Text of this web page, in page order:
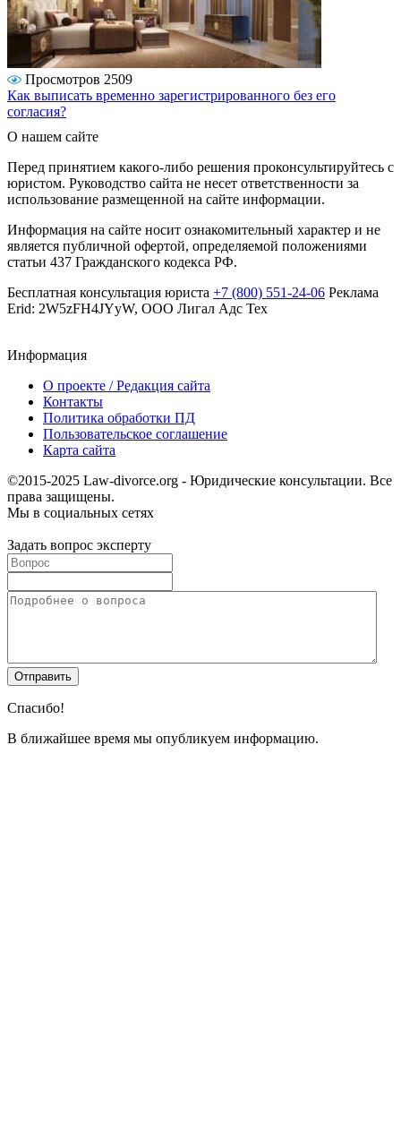
Просмотров 2509
Как выписать временно зарегистрированного без его
согласия?
О нашем сайте
Перед принятием какого-либо решения проконсультируйтесь с
юристом. Руководство сайта не несет ответственности за
использование размещенной на сайте информации.
Информация на сайте носит ознакомительный характер и не
является публичной офертой, определяемой положениями
статьи 437 Гражданского кодекса РФ.
Бесплатная консультация юриста +7 (800) 551-24-06 Реклама
Erid: 2W5zFH4JYyW, ООО Лигал Адс Тех
Информация
О проекте / Редакция сайта
Контакты
Политика обработки ПД
Пользовательское соглашение
Карта сайта
©2015-2025 Law-divorce.org - Юридические консультации. Все
права защищены.
Мы в социальных сетях
Задать вопрос эксперту
Спасибо!
В ближайшее время мы опубликуем информацию.